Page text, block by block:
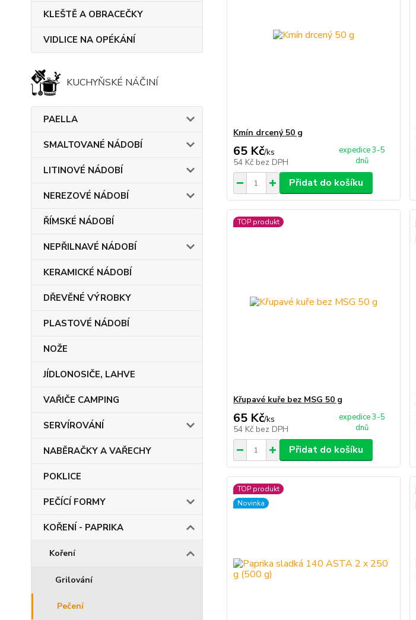
KLEŠTĚ A OBRACEČKY
VIDLICE NA OPÉKÁNÍ
KUCHYŇSKÉ NÁČINÍ
PAELLA
SMALTOVANÉ NÁDOBÍ
LITINOVÉ NÁDOBÍ
NEREZOVÉ NÁDOBÍ
ŘÍMSKÉ NÁDOBÍ
NEPŘILNAVÉ NÁDOBÍ
KERAMICKÉ NÁDOBÍ
DŘEVĚNÉ VÝROBKY
PLASTOVÉ NÁDOBÍ
NOŽE
JÍDLONOSIČE, LAHVE
VAŘIČE CAMPING
SERVÍROVÁNÍ
NABĚRAČKY A VAŘECHY
POKLICE
PEČÍCÍ FORMY
KOŘENÍ - PAPRIKA
Koření
Grilování
Pečení
Kmín drcený 50 g
65 Kč/ks
54 Kč bez DPH
expedice 3-5
dnů
Přidat do košíku
TOP produkt
Křupavé kuře bez MSG 50 g
65 Kč/ks
54 Kč bez DPH
expedice 3-5
dnů
Přidat do košíku
TOP produkt
Novinka